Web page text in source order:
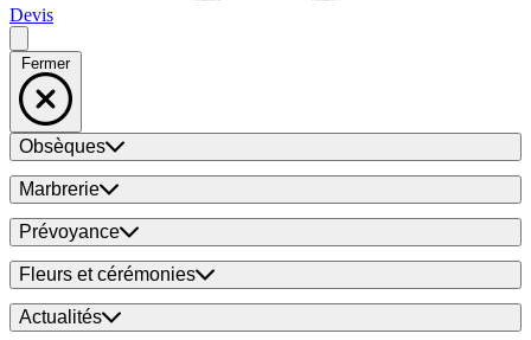
Devis
Fermer
Obsèques
Marbrerie
Prévoyance
Fleurs et cérémonies
Actualités